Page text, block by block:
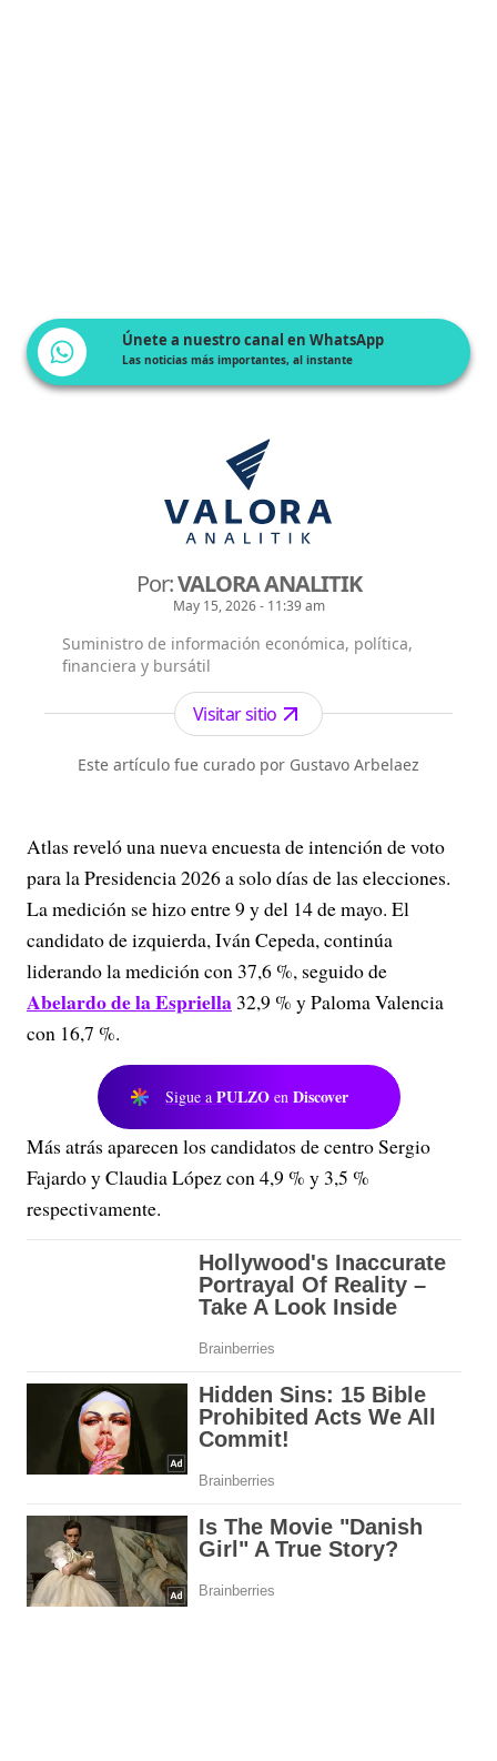
Únete a nuestro canal en WhatsApp
Las noticias más importantes, al instante
Por:VALORA ANALITIK
May 15, 2026 - 11:39 am
Suministro de información económica, política,
financiera y bursátil
Visitar sitio
Este artículo fue curado por Gustavo Arbelaez
Atlas reveló una nueva encuesta de intención de voto
para la Presidencia 2026 a solo días de las elecciones.
La medición se hizo entre 9 y del 14 de mayo. El
candidato de izquierda, Iván Cepeda, continúa
liderando la medición con 37,6 %, seguido de
Abelardo de la Espriella 32,9 % y Paloma Valencia
con 16,7 %.
Sigue a PULZO en Discover
Más atrás aparecen los candidatos de centro Sergio
Fajardo y Claudia López con 4,9 % y 3,5 %
respectivamente.